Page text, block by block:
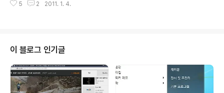
서 실행해보세요. * 나의 포인트 내역 ->옥션 이메일 포인
5 2 2011. 1. 4.
이 블로그 인기글